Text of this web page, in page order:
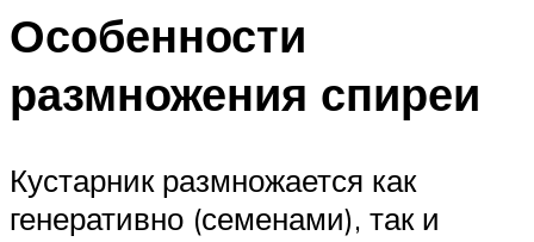
Особенности
размножения спиреи
Кустарник размножается как
генеративно (семенами), так и